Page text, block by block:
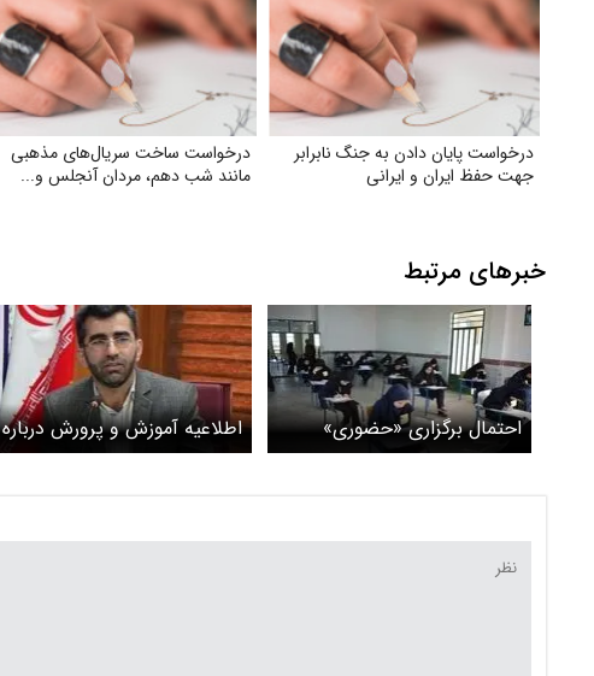
درخواست پایان دادن به جنگ نابرابر
جهت حفظ ایران و ایرانی
درخواست ساخت سریال‌های مذهبی
مانند شب دهم، مردان آنجلس و...
خبرهای مرتبط
احتمال برگزاری «حضوری»
امتحانات پایه‌های متوسطه اول
اطلاعیه آموزش و پرورش درباره
فعالیت مدارس سمنان